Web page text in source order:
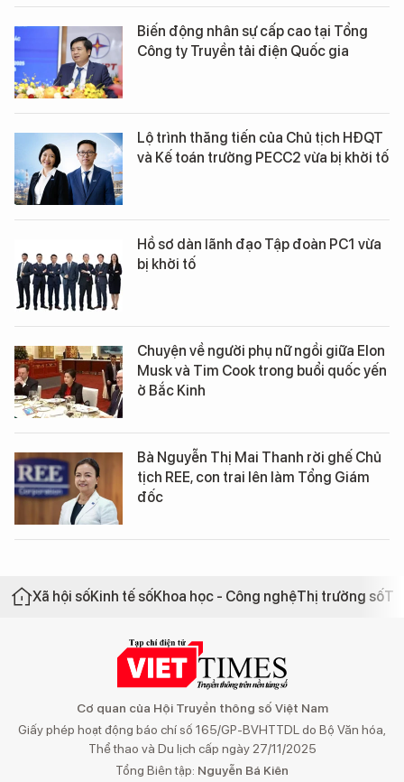
Biến động nhân sự cấp cao tại Tổng
Công ty Truyền tải điện Quốc gia
Lộ trình thăng tiến của Chủ tịch HĐQT
và Kế toán trưởng PECC2 vừa bị khởi tố
Hồ sơ dàn lãnh đạo Tập đoàn PC1 vừa
bị khởi tố
Chuyện về người phụ nữ ngồi giữa Elon
Musk và Tim Cook trong buổi quốc yến
ở Bắc Kinh
Bà Nguyễn Thị Mai Thanh rời ghế Chủ
tịch REE, con trai lên làm Tổng Giám
đốc
Xã hội sốKinh tế sốKhoa học - Công nghệThị trường số
Cơ quan của Hội Truyền thông số Việt Nam
Giấy phép hoạt động báo chí số 165/GP-BVHTTDL do Bộ Văn hóa,
Thể thao và Du lịch cấp ngày 27/11/2025
Tổng Biên tập: Nguyễn Bá Kiên